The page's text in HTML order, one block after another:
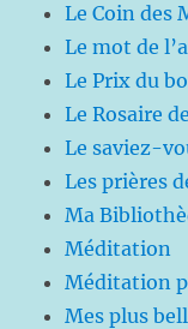
Le Coin des
Le mot de
Le Prix du
Le Rosaire
Le saviez-
Les prières
Ma
Méditation
Méditation
Mes plus